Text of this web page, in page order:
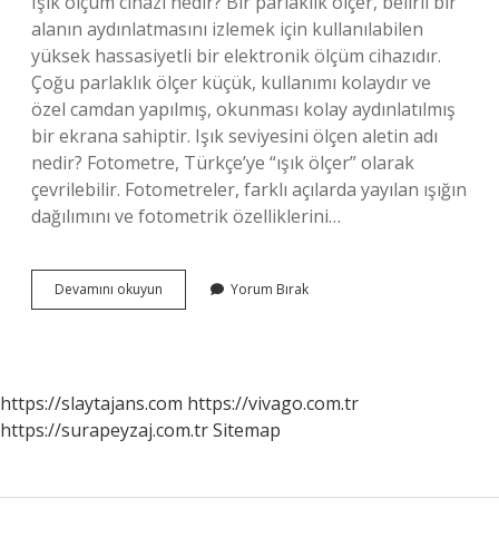
alanın aydınlatmasını izlemek için kullanılabilen
yüksek hassasiyetli bir elektronik ölçüm cihazıdır.
Çoğu parlaklık ölçer küçük, kullanımı kolaydır ve
özel camdan yapılmış, okunması kolay aydınlatılmış
bir ekrana sahiptir. Işık seviyesini ölçen aletin adı
nedir? Fotometre, Türkçe’ye “ışık ölçer” olarak
çevrilebilir. Fotometreler, farklı açılarda yayılan ışığın
dağılımını ve fotometrik özelliklerini…
Devamını okuyun
Miktarını
Yorum Bırak
https://slaytajans.com https://vivago.com.tr
https://surapeyzaj.com.trSitemap